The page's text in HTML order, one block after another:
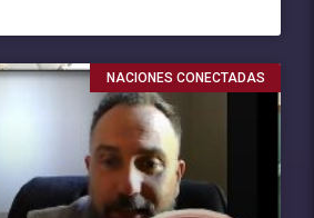
NACIONES CONECTADAS